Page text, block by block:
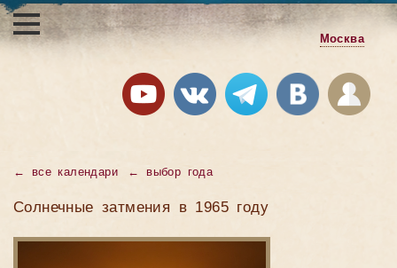
Москва
← все календари ←выбор года
Солнечные затмения в 1965 году